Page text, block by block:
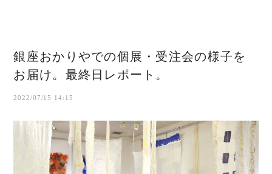
銀座おかりやでの個展・受注会の様子を
お届け。最終日レポート。
2022/07/15 14:15